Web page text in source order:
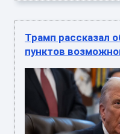
Трамп рассказал
пунктов